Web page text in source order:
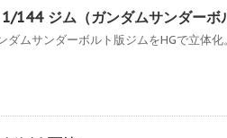
1/144 ジム（ガンダムサンダーボ
ダムサンダーボルト版ジムをHGで立体